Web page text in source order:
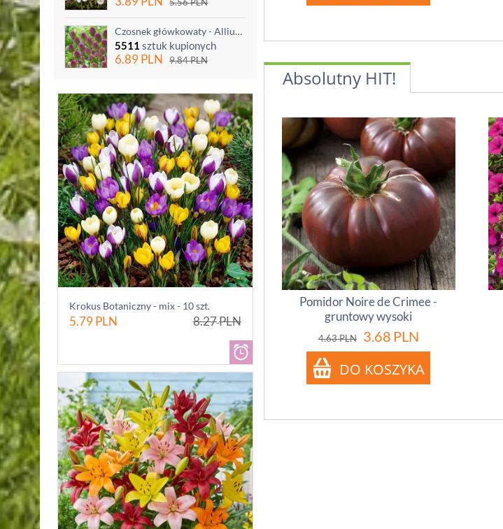
Czosnek główkowaty - Allium sphaerocephalon - 20 szt.
5511 sztuk kupionych
6.89PLN 9.84PLN
Krokus Botaniczny - mix - 10 szt.
5.79PLN 8.27PLN
Absolutny HIT!
Pomidor Noire de Crimee -
gruntowy wysoki
4.63PLN 3.68 PLN